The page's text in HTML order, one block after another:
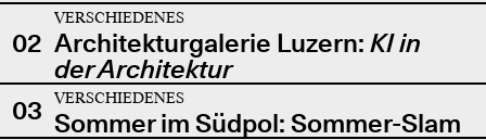
02
VERSCHIEDENES
Architekturgalerie Luzern: KI in
der Architektur
03
VERSCHIEDENES
Sommer im Südpol: Sommer-Slam